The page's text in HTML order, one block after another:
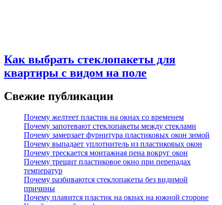
Как выбрать стеклопакеты для
квартиры с видом на поле
Свежие публикации
Почему желтеет пластик на окнах со временем
Почему запотевают стеклопакеты между стеклами
Почему замерзает фурнитура пластиковых окон зимой
Почему выпадает уплотнитель из пластиковых окон
Почему трескается монтажная пена вокруг окон
Почему трещит пластиковое окно при перепадах
температур
Почему разбиваются стеклопакеты без видимой
причины
Почему плавится пластик на окнах на южной стороне